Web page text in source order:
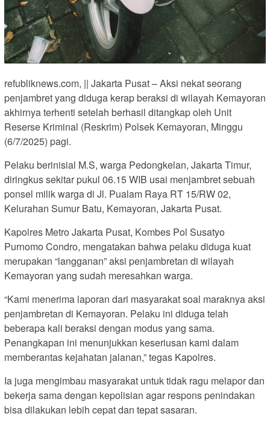
refubliknews.com, || Jakarta Pusat – Aksi nekat seorang
penjambret yang diduga kerap beraksi di wilayah Kemayoran
akhirnya terhenti setelah berhasil ditangkap oleh Unit
Reserse Kriminal (Reskrim) Polsek Kemayoran, Minggu
(6/7/2025) pagi.
Pelaku berinisial M.S, warga Pedongkelan, Jakarta Timur,
diringkus sekitar pukul 06.15 WIB usai menjambret sebuah
ponsel milik warga di Jl. Pualam Raya RT 15/RW 02,
Kelurahan Sumur Batu, Kemayoran, Jakarta Pusat.
Kapolres Metro Jakarta Pusat, Kombes Pol Susatyo
Purnomo Condro, mengatakan bahwa pelaku diduga kuat
merupakan “langganan” aksi penjambretan di wilayah
Kemayoran yang sudah meresahkan warga.
“Kami menerima laporan dari masyarakat soal maraknya aksi
penjambretan di Kemayoran. Pelaku ini diduga telah
beberapa kali beraksi dengan modus yang sama.
Penangkapan ini menunjukkan keseriusan kami dalam
memberantas kejahatan jalanan,” tegas Kapolres.
Ia juga mengimbau masyarakat untuk tidak ragu melapor dan
bekerja sama dengan kepolisian agar respons penindakan
bisa dilakukan lebih cepat dan tepat sasaran.